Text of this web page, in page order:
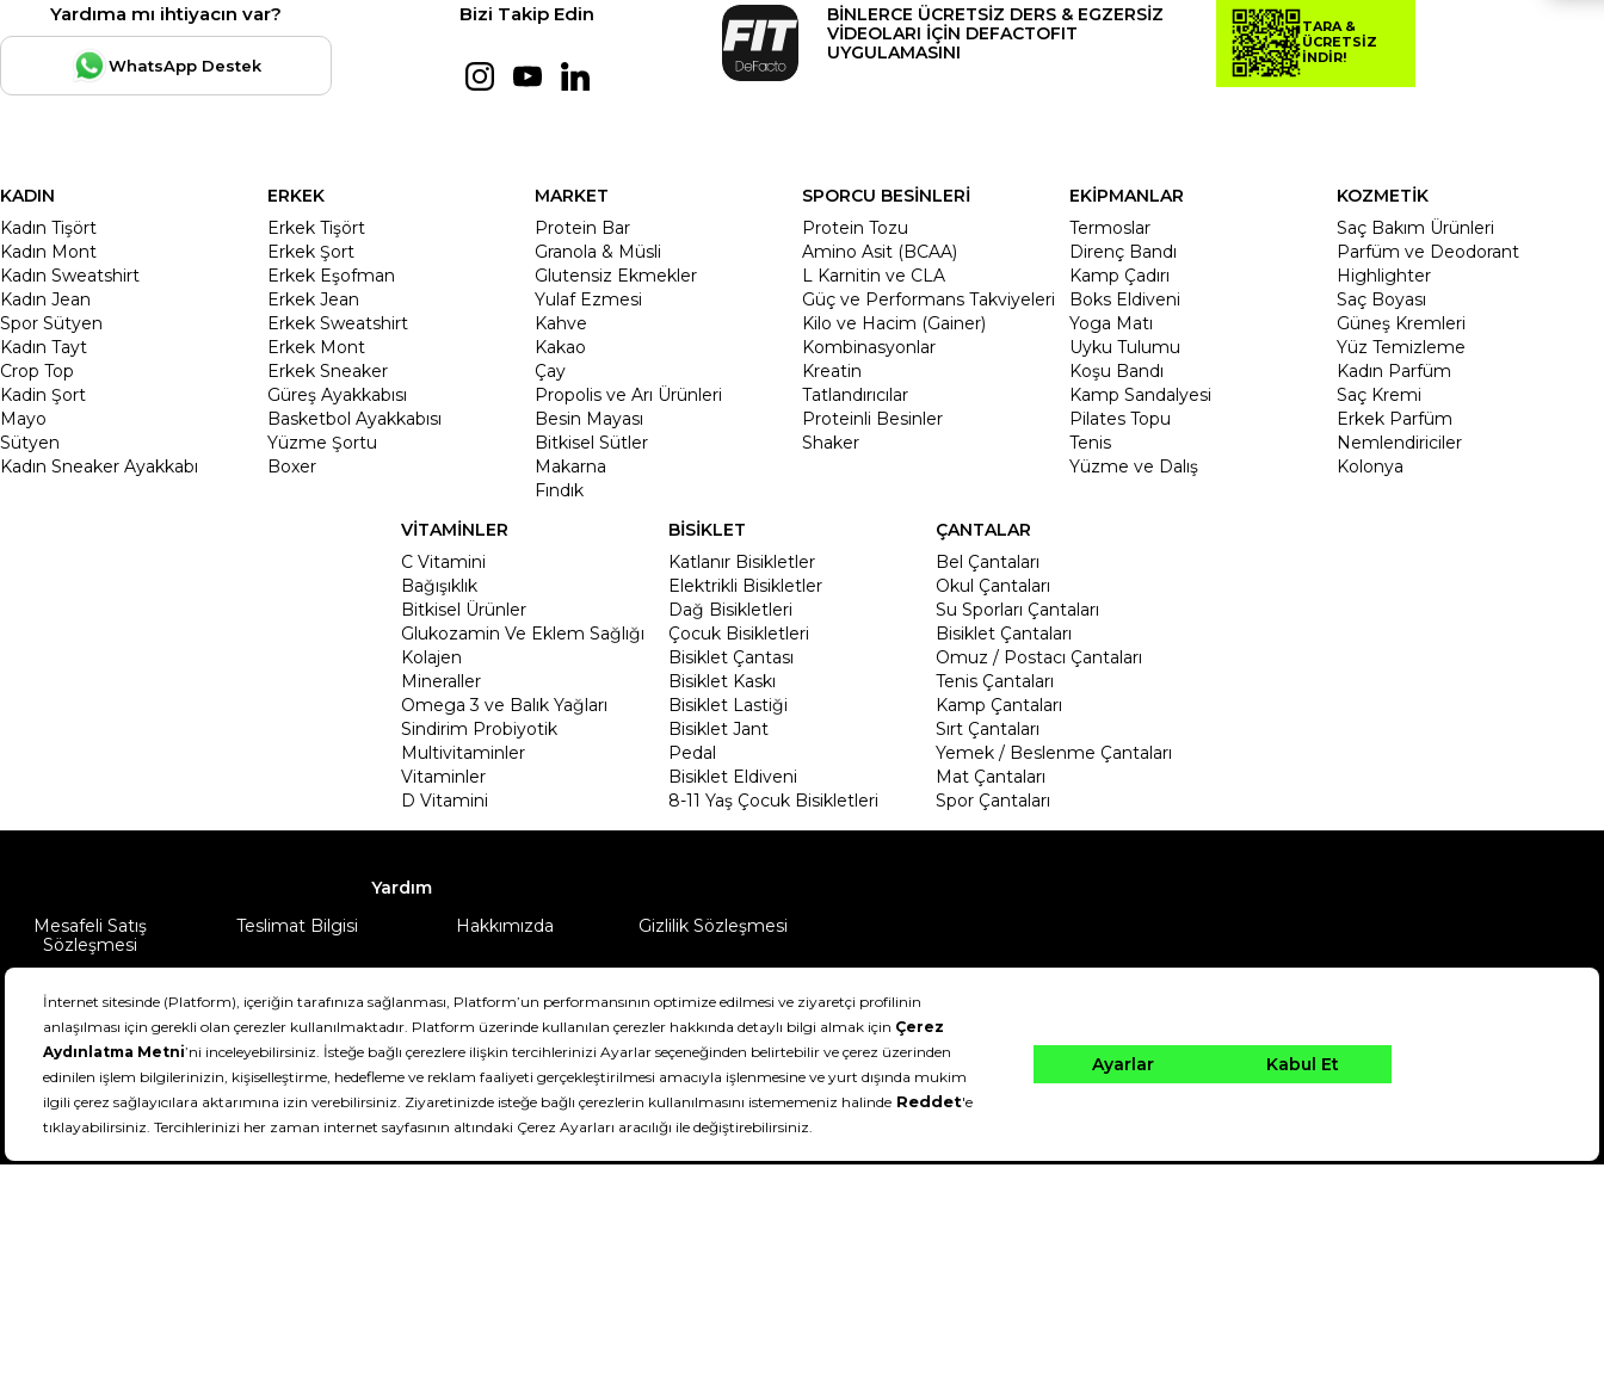
Yardıma mı ihtiyacın var?
WhatsApp Destek
Bizi Takip Edin
BİNLERCE ÜCRETSİZ DERS & EGZERSİZ
VİDEOLARI İÇİN DEFACTOFIT
UYGULAMASINI
TARA &
ÜCRETSİZ
İNDİR!
KADIN
Kadın Tişört
Kadın Mont
Kadın Sweatshirt
Kadın Jean
Spor Sütyen
Kadın Tayt
Crop Top
Kadin Şort
Mayo
Sütyen
Kadın Sneaker Ayakkabı
ERKEK
Erkek Tişört
Erkek Şort
Erkek Eşofman
Erkek Jean
Erkek Sweatshirt
Erkek Mont
Erkek Sneaker
Güreş Ayakkabısı
Basketbol Ayakkabısı
Yüzme Şortu
Boxer
MARKET
Protein Bar
Granola & Müsli
Glutensiz Ekmekler
Yulaf Ezmesi
Kahve
Kakao
Çay
Propolis ve Arı Ürünleri
Besin Mayası
Bitkisel Sütler
Makarna
Fındık
SPORCU BESİNLERİ
Protein Tozu
Amino Asit (BCAA)
L Karnitin ve CLA
Güç ve Performans Takviyeleri
Kilo ve Hacim (Gainer)
Kombinasyonlar
Kreatin
Tatlandırıcılar
Proteinli Besinler
Shaker
EKİPMANLAR
Termoslar
Direnç Bandı
Kamp Çadırı
Boks Eldiveni
Yoga Matı
Uyku Tulumu
Koşu Bandı
Kamp Sandalyesi
Pilates Topu
Tenis
Yüzme ve Dalış
KOZMETİK
Saç Bakım Ürünleri
Parfüm ve Deodorant
Highlighter
Saç Boyası
Güneş Kremleri
Yüz Temizleme
Kadın Parfüm
Saç Kremi
Erkek Parfüm
Nemlendiriciler
Kolonya
VİTAMİNLER
C Vitamini
Bağışıklık
Bitkisel Ürünler
Glukozamin Ve Eklem Sağlığı
Kolajen
Mineraller
Omega 3 ve Balık Yağları
Sindirim Probiyotik
Multivitaminler
Vitaminler
D Vitamini
BİSİKLET
Katlanır Bisikletler
Elektrikli Bisikletler
Dağ Bisikletleri
Çocuk Bisikletleri
Bisiklet Çantası
Bisiklet Kaskı
Bisiklet Lastiği
Bisiklet Jant
Pedal
Bisiklet Eldiveni
8-11 Yaş Çocuk Bisikletleri
ÇANTALAR
Bel Çantaları
Okul Çantaları
Su Sporları Çantaları
Bisiklet Çantaları
Omuz / Postacı Çantaları
Tenis Çantaları
Kamp Çantaları
Sırt Çantaları
Yemek / Beslenme Çantaları
Mat Çantaları
Spor Çantaları
Yardım
Mesafeli Satış
Sözleşmesi
Teslimat Bilgisi Hakkımızda Gizlilik Sözleşmesi
DeFactoFIT ©️ 2022-2026. Tüm hakları saklıdır.